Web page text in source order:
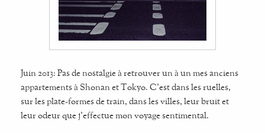
Juin 2013: Pas de nostalgie à retrouver un à un mes anciens
appartements à Shonan et Tokyo. C'est dans les ruelles,
sur les plate-formes de train, dans les villes, leur bruit et
leur odeur que j'effectue mon voyage sentimental.